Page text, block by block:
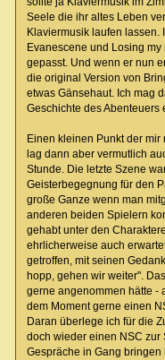
Seele die ihr altes Leben
Klaviermusik laufen lassen.
Evanescene und Losing
gepasst. Und wenn er nun
die original Version von
etwas Gänsehaut. Ich mag
Geschichte des Abenteuers
Einen kleinen Punkt der
lag dann aber vermutlich
Stunde. Die letzte Szene
Geisterbegegnung für den
große Ganze wenn man
anderen beiden Spielern
gehabt unter den
ehrlicherweise auch
getroffen, mit seinen
hopp, gehen wir weiter".
gerne angenommen hätte -
dem Moment gerne einen
Daran überlege ich für die
doch wieder einen NSC zur
Gespräche in Gang